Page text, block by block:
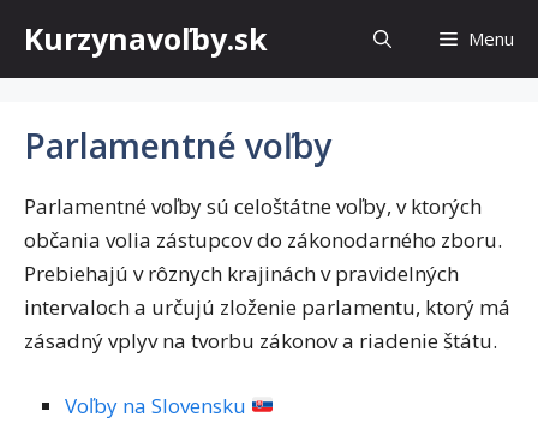
obsah
Kurzynavoľby.sk Menu
Parlamentné voľby
Parlamentné voľby sú celoštátne voľby, v ktorých
občania volia zástupcov do zákonodarného zboru.
Prebiehajú v rôznych krajinách v pravidelných
intervaloch a určujú zloženie parlamentu, ktorý má
zásadný vplyv na tvorbu zákonov a riadenie štátu.
Voľby na Slovensku